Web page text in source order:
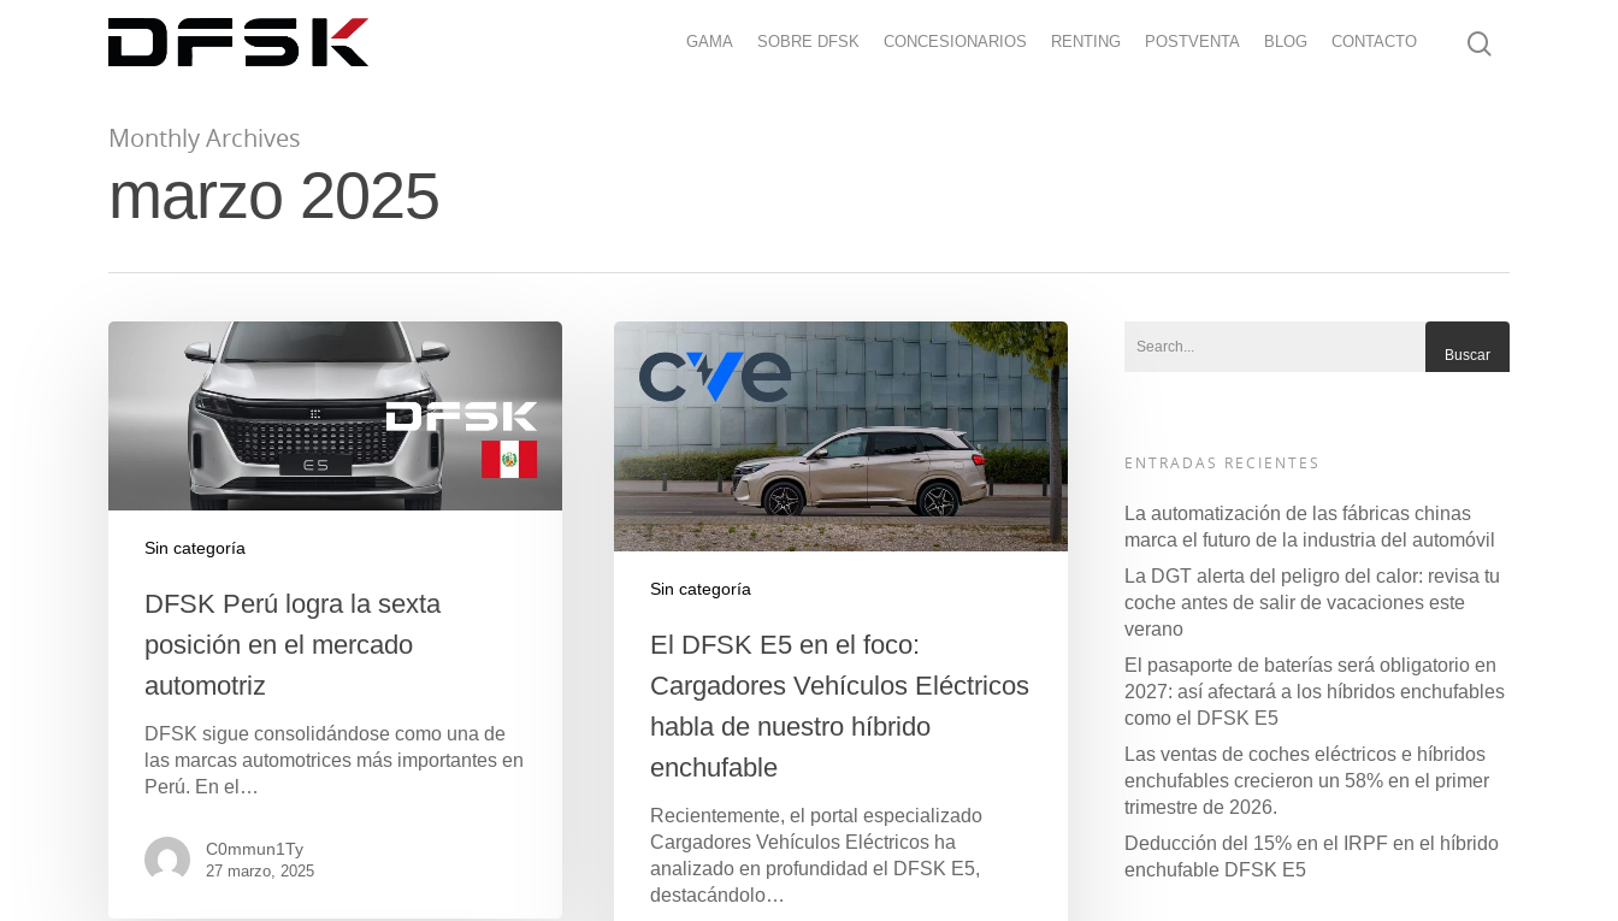
GAMA SOBRE DFSK CONCESIONARIOS RENTING POSTVENTA BLOG CONTACTO
Monthly Archives
marzo 2025
Sin categoría
DFSK Perú logra la sexta
posición en el mercado
automotriz
DFSK sigue consolidándose como una de
las marcas automotrices más importantes en
Perú. En el…
C0mmun1Ty
27 marzo, 2025
Sin categoría
El DFSK E5 en el foco:
Cargadores Vehículos Eléctricos
habla de nuestro híbrido
enchufable
Recientemente, el portal especializado
Cargadores Vehículos Eléctricos ha
analizado en profundidad el DFSK E5,
destacándolo…
ENTRADAS RECIENTES
La automatización de las fábricas chinas
marca el futuro de la industria del automóvil
La DGT alerta del peligro del calor: revisa tu
coche antes de salir de vacaciones este
verano
El pasaporte de baterías será obligatorio en
2027: así afectará a los híbridos enchufables
como el DFSK E5
Las ventas de coches eléctricos e híbridos
enchufables crecieron un 58% en el primer
trimestre de 2026.
Deducción del 15% en el IRPF en el híbrido
enchufable DFSK E5